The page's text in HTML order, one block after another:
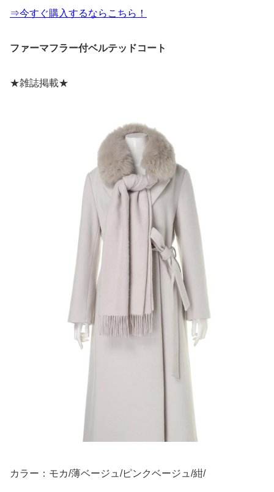
⇒今すぐ購入するならこちら！
ファーマフラー付ベルテッドコート
★雑誌掲載★
カラー：モカ/薄ベージュ/ピンクベージュ/紺/